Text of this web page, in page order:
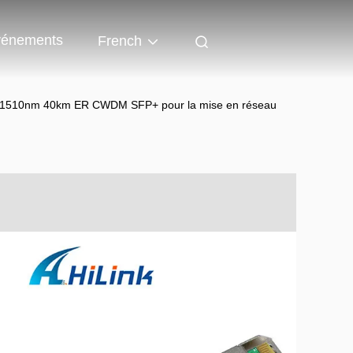
French
40km ER CWDM SFP+ pour la mise en réseau